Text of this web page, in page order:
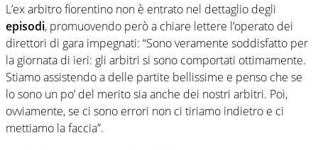
L’ex arbitro fiorentino non è entrato nel dettaglio degli
episodi, promuovendo però a chiare lettere l’operato dei
direttori di gara impegnati: “Sono veramente soddisfatto per
la giornata di ieri: gli arbitri si sono comportati ottimamente.
Stiamo assistendo a delle partite bellissime e penso che se
lo sono un po’ del merito sia anche dei nostri arbitri. Poi,
ovviamente, se ci sono errori non ci tiriamo indietro e ci
mettiamo la faccia”.